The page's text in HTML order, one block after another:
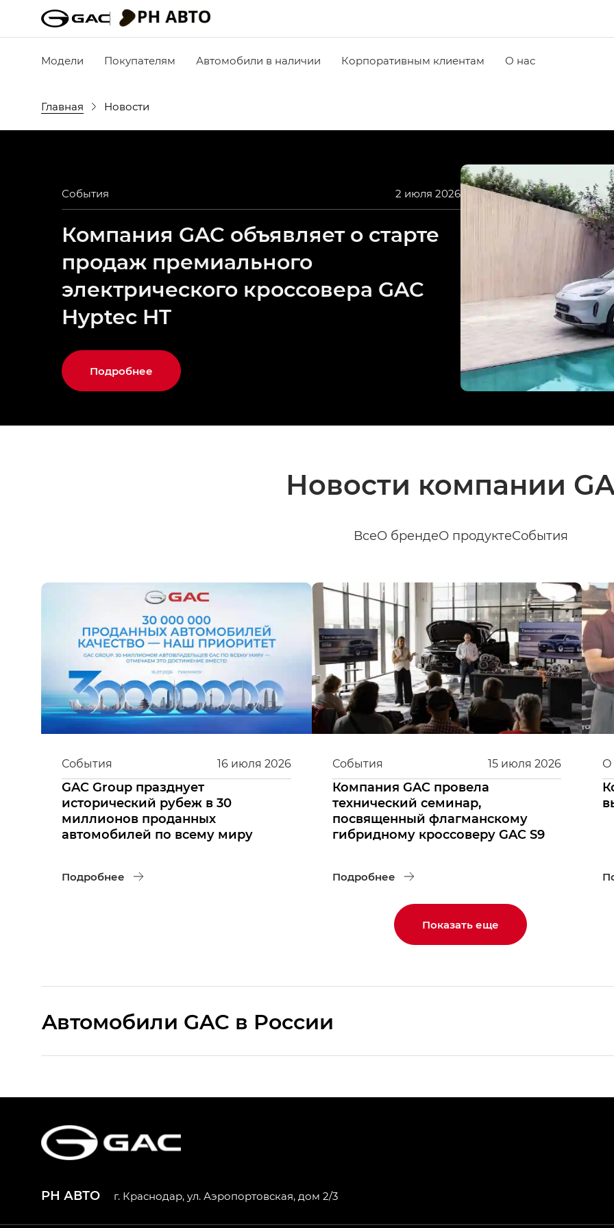
Модели Покупателям Автомобили в наличии Корпоративным клиентам О нас
Главная Новости
События 2 июля 2026
Компания GAC объявляет о старте
продаж премиального
электрического кроссовера GAC
Hyptec HT
Подробнее
Новости компании
ВсеО брендеО продуктеСобытия
16 июля 2026
События
GAC Group празднует
исторический рубеж в 30
миллионов проданных
автомобилей по всему миру
Подробнее
15 июля 2026
События
Компания GAC провела
технический семинар,
посвященный флагманскому
гибридному кроссоверу GAC S9
Подробнее
О
Показать еще
Aвтомобили GAC в России
HYPTEC HT — Хайптек Эйч Ти (HYPTEC HT) в комплектации Экс ПРЕМИУМ — EX PREMIUM
РН АВТО г. Краснодар, ул. Аэропортовская, дом 2/3